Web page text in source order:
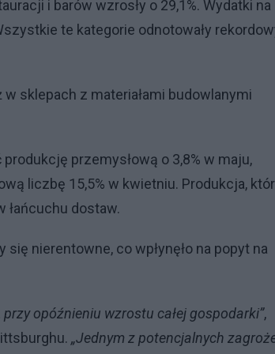
i barów wzrosły o 29,1%. Wydatki na
te kategorie odnotowały
w sklepach z materiałami budowlanymi
przemysłową o 3,8% w maju,
liczbę 15,5% w kwietniu. Produkcja,
łańcuchu dostaw.
nierentowne, co wpłynęło na popyt na
opóźnieniu wzrostu całej gospodarki”,
„Jednym z potencjalnych